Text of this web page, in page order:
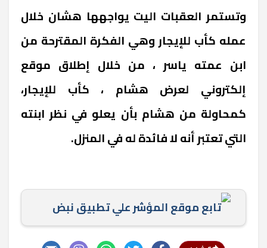
وتستمر العقبات اليت يواجهها هشان خلال
عمله كأب للإيجار وهي الفكرة المقترحة من
ابن عمته ياسر ، من خلال إطلاق موقع
إلكتروني لعرض هشام ، كأب للإيجار،
كمحاولة من هشام بأن يعلو في نظر ابنته
التي تعتبر أنه لا فائدة له في المنزل.
تابع موقع المؤشر علي تطبيق نبض